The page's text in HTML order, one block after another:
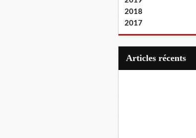
2018
2017
articles récents